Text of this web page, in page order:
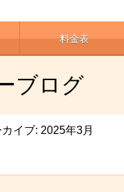
料金表
ブログ
イブ: 2025年3月